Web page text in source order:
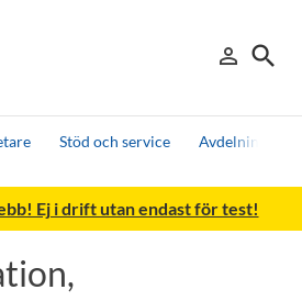
person_outline
Logga in
search
Sök
Stöd och service Avdelningen
Ej i drift utan endast för test!